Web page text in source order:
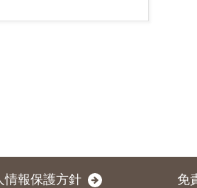
情報保護方針 免